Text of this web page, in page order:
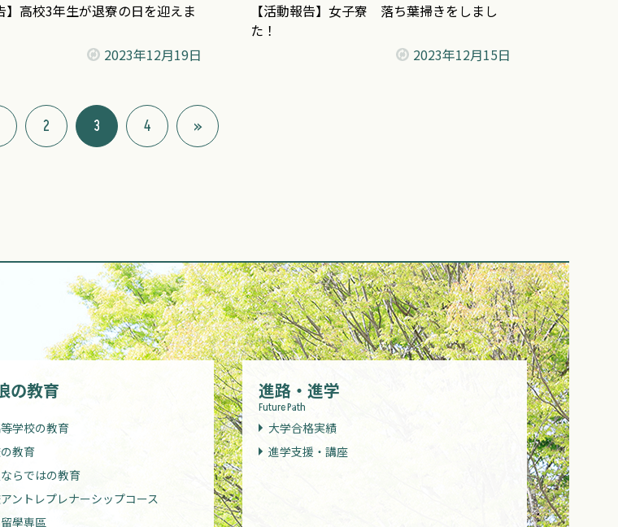
】高校3年生が退寮の日を迎えま
2023年12月19日
【活動報告】女子寮 落ち葉掃きをしまし
た！
2023年12月15日
2 3 4 »
の教育
学校の教育
教育
らではの教育
ントレプレナーシップコース
學専區
進路・進学
Future Path
大学合格実績
進学支援・講座